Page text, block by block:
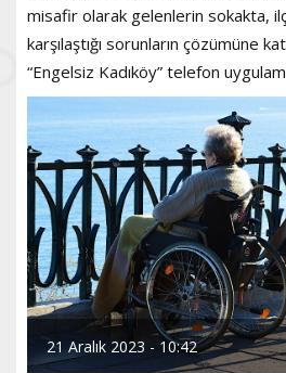
misafir olarak gelenlerin sokakta,
karşılaştığı sorunların çözümüne
“Engelsiz Kadıköy” telefon
21 Aralık 2023 - 10:42